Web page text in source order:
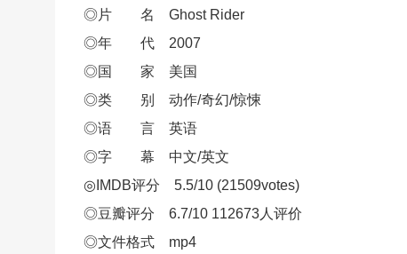
◎片 名 Ghost Rider
◎年 代 2007
◎国 家 美国
◎类 别 动作/奇幻/惊悚
◎语 言 英语
◎字 幕 中文/英文
◎IMDB评分 5.5/10 (21509votes)
◎豆瓣评分 6.7/10 112673人评价
◎文件格式 mp4